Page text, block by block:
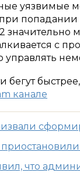
уязвимые
значительно
с
управлять
бегут
канале
что